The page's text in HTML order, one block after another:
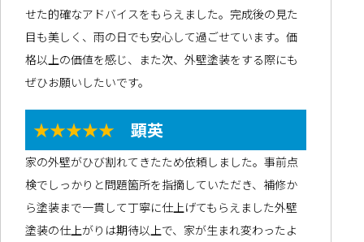
せた的確なアドバイスをもらえました。完成後の見た
目も美しく、雨の日でも安心して過ごせています。価
格以上の価値を感じ、また次、外壁塗装をする際にも
ぜひお願いしたいです。
★★★★★ 顕英
家の外壁がひび割れてきたため依頼しました。事前点
検でしっかりと問題箇所を指摘していただき、補修か
ら塗装まで一貫して丁寧に仕上げてもらえました外壁
塗装の仕上がりは期待以上で、家が生まれ変わったよ